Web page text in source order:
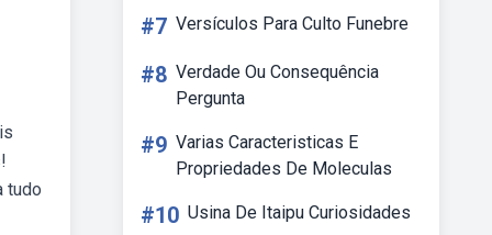
tudo
#7 Versículos Para Culto Funebre
#8 Verdade Ou Consequência
Pergunta
#9 Varias Caracteristicas E
Propriedades De Moleculas
#10 Usina De Itaipu Curiosidades